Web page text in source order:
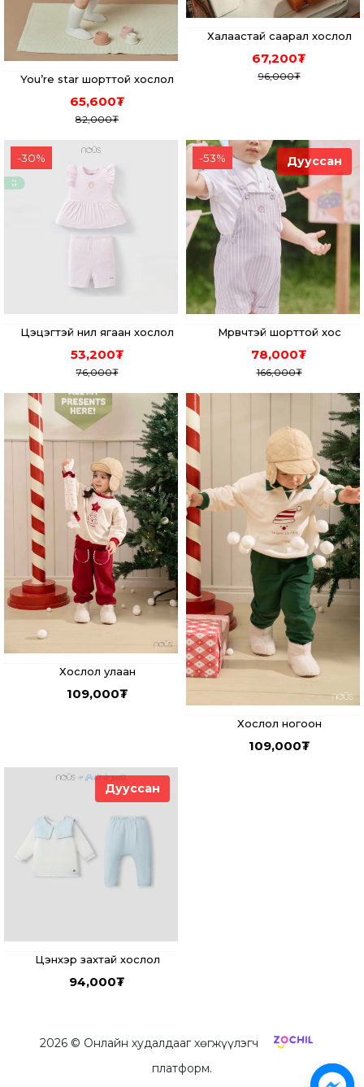
You’re star шорттой хослол
65,600₮
82,000₮
Халаастай саарал хослол
67,200₮
96,000₮
-30%
Цэцэгтэй нил ягаан хослол
53,200₮
76,000₮
Дууссан
-53%
Мөрөвчтэй шорттой хос
78,000₮
166,000₮
Хослол улаан
109,000₮
Хослол ногоон
109,000₮
Дууссан
Цэнхэр захтай хослол
94,000₮
2026© Онлайн худалдааг хөгжүүлэгч
платформ.